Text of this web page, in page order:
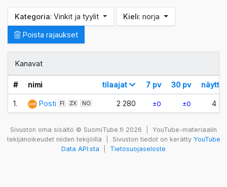
Kategoria: Vinkit ja tyylit Kieli: norja
Poista rajaukset
Kanavat
# nimi tilaajat 7 pv 30 pv
1. Posti FI ZX NO 2 280 ±0 ±0 4
Sivuston oma sisältö © SuomiTube.fi 2026
YouTube-materiaalin
tekijänoikeudet niiden tekijöillä
Sivuston tiedot on kerätty YouTube
Data API:sta
Tietosuojaseloste